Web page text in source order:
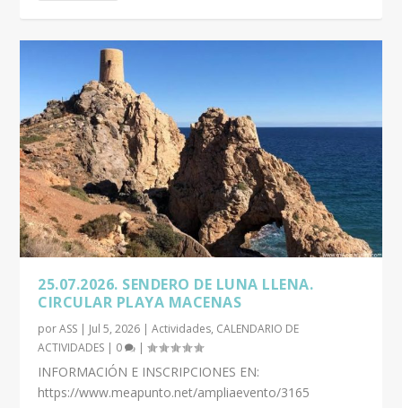
25.07.2026. SENDERO DE LUNA LLENA.
CIRCULAR PLAYA MACENAS
porASS | Jul 5, 2026 |Actividades, CALENDARIO DE
ACTIVIDADES | 0 |
INFORMACIÓN E INSCRIPCIONES EN:
https://www.meapunto.net/ampliaevento/3165